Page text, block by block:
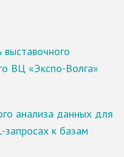
выставочного
ВЦ «Экспо-Волга»
анализа данных для
к базам